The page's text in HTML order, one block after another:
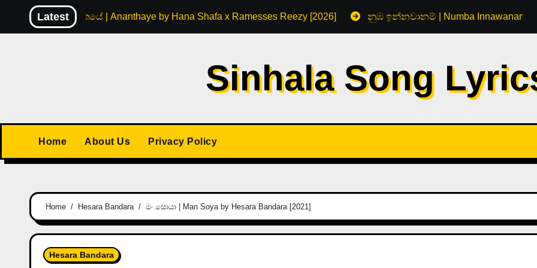
Latestඅනන්තයේ | Ananthaye by Hana Shafa x Ramesses Reezy [2026] නුඹ ඉන්නවානම් | Numba Innawanam by
Sinhala Song
Home About Us Privacy Policy
Home Hesara Bandara මං සොයා | Man Soya by Hesara Bandara [2021]
Hesara Bandara